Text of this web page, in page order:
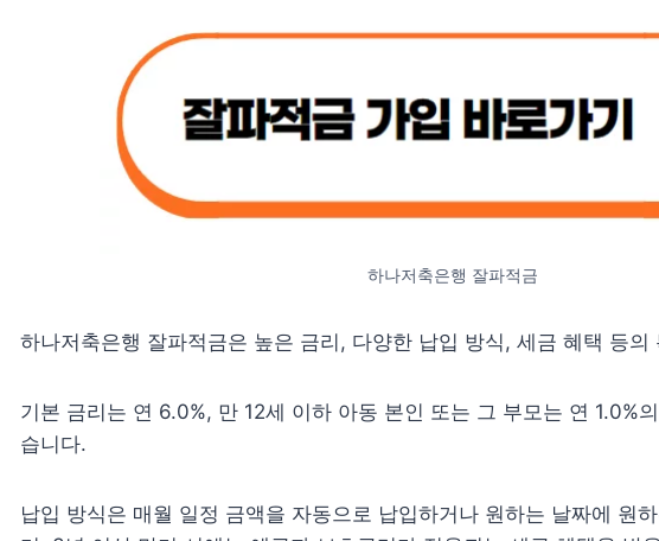
하나저축은행 잘파적금
하나저축은행 잘파적금은 높은 금리, 다양한 납입 방식, 세금 혜택 등의
기본 금리는 연 6.0%, 만 12세 이하 아동 본인 또는 그 부모는 연 1.0%
습니다.
납입 방식은 매월 일정 금액을 자동으로 납입하거나 원하는 날짜에 원